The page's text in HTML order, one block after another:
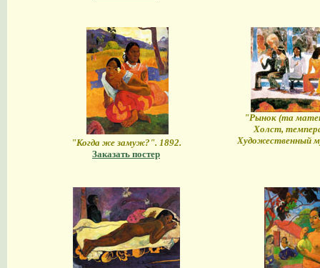
"Когда же замуж?". 1892.
Заказать постер
"Рынок (та
Холст,
Художественный